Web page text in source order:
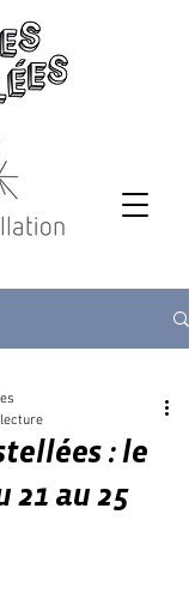
: le
21 au 25